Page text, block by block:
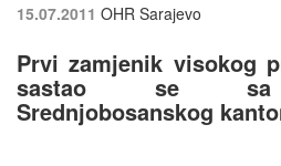
15.07.2011 OHR Sarajevo
Prvi zamjenik visokog
sastao se sa
Srednjobosanskog